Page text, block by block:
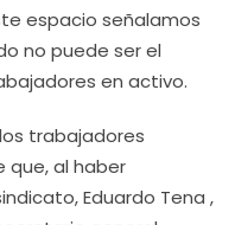
espacio señalamos
no puede ser el
en activo.
trabajadores
que, al haber
Eduardo Tena ,